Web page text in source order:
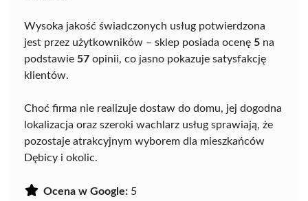
Wysoka jakość świadczonych usług potwierdzona
jest przez użytkowników – sklep posiada ocenę 5 na
podstawie 57 opinii, co jasno pokazuje satysfakcję
klientów.
Choć firma nie realizuje dostaw do domu, jej dogodna
lokalizacja oraz szeroki wachlarz usług sprawiają, że
pozostaje atrakcyjnym wyborem dla mieszkańców
Dębicy i okolic.
Ocena w Google: 5